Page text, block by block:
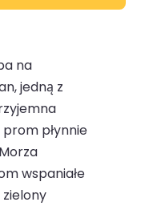
na
jedną z
prom płynnie
wspaniałe
zielony